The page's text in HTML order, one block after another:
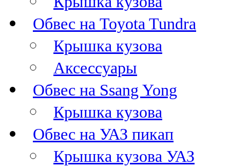
Обвес на Toyota Tundra
Крышка кузова
Аксессуары
Обвес на Ssang Yong
Крышка кузова
Обвес на УАЗ пикап
Крышка кузова УАЗ